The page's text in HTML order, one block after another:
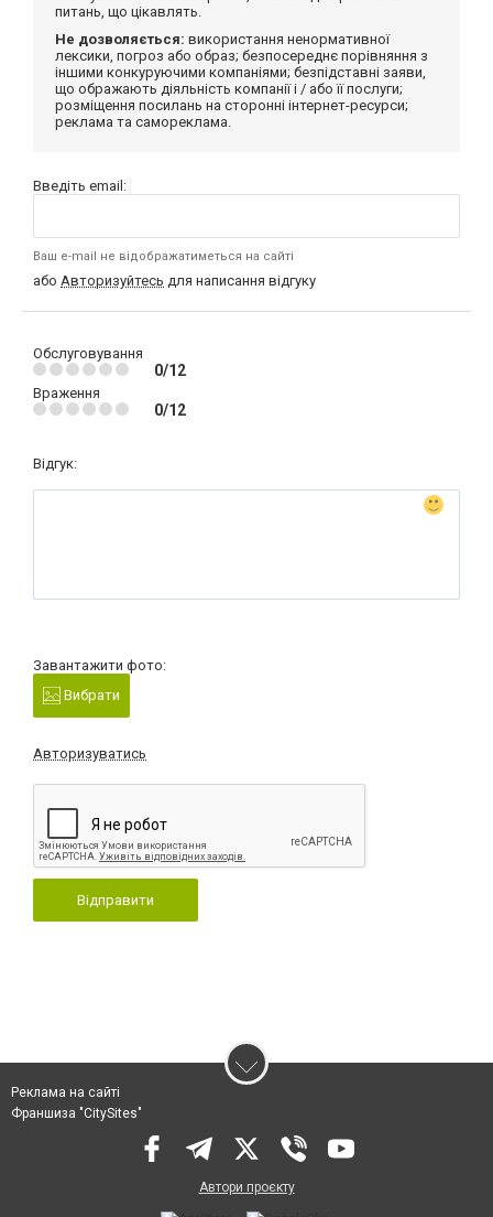
питань, що цікавлять.
Не дозволяється: використання ненормативної
лексики, погроз або образ; безпосереднє порівняння з
іншими конкуруючими компаніями; безпідставні заяви,
що ображають діяльність компанії і / або її послуги;
розміщення посилань на сторонні інтернет-ресурси;
реклама та самореклама.
Введіть email:
Ваш e-mail не відображатиметься на сайті
або Авторизуйтесь для написання відгуку
Обслуговування
0/12
Враження
0/12
Відгук:
Завантажити фото:
Вибрати
Авторизуватись
Відправити
Реклама на сайті
Франшиза "CitySites"
Автори проєкту